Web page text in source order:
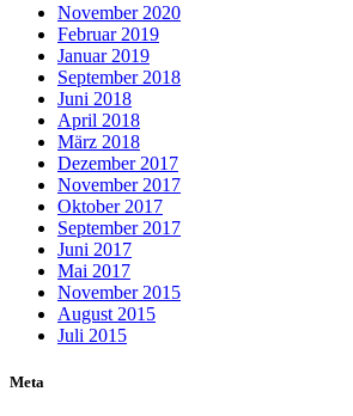
November 2020
Februar 2019
Januar 2019
September 2018
Juni 2018
April 2018
März 2018
Dezember 2017
November 2017
Oktober 2017
September 2017
Juni 2017
Mai 2017
November 2015
August 2015
Juli 2015
Meta